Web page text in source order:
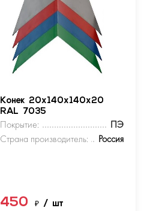
Конек 20х140х140х20
RAL 7035
Покрытие:
ПЭ
Страна производитель:
Россия
450 ₽ / шт